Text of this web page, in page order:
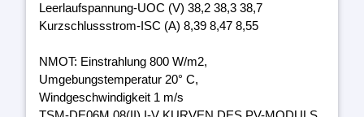
Leerlaufspannung-UOC (V) 38,2 38,3 38,7
Kurzschlussstrom-ISC (A) 8,39 8,47 8,55
NMOT: Einstrahlung 800 W/m2,
Umgebungstemperatur 20° C,
Windgeschwindigkeit 1 m/s